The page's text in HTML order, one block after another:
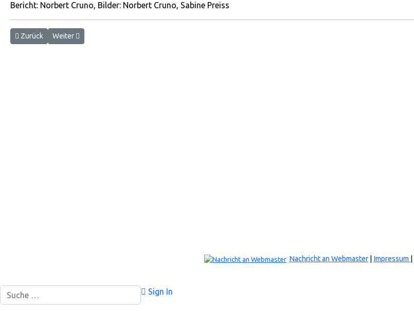
Bericht: Norbert Cruno, Bilder: Norbert Cruno, Sabine Preiss
Vorheriger Beitrag: Sicherheitstraining in Ehingen
Zurück Nächster Beitrag: Klein aber fein
Weiter
Nachricht an Webmaster Impressum
Suchen Sign In